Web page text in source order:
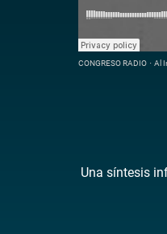
CONGRESO RADIO · Al
Una síntesis